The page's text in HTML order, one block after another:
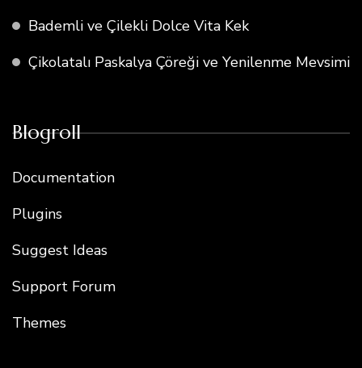
Bademli ve Çilekli Dolce Vita Kek
Çikolatalı Paskalya Çöreği ve Yenilenme Mevsimi
Blogroll
Documentation
Plugins
Suggest Ideas
Support Forum
Themes